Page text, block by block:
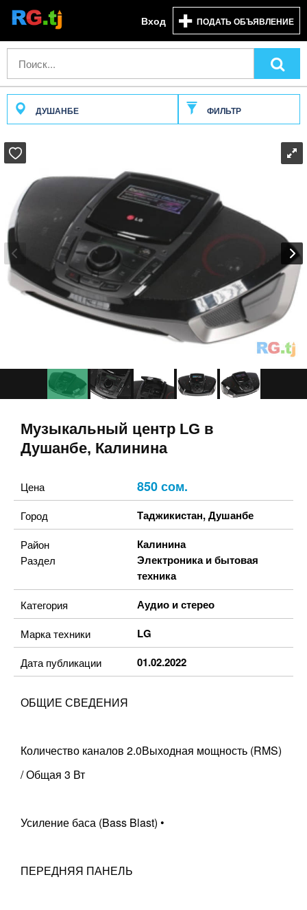
Вход ПОДАТЬ ОБЪЯВЛЕНИЕ
ДУШАНБЕ ФИЛЬТР
Музыкальный центр LG в
Душанбе, Калинина
Цена 850 сом.
Город Таджикистан,Душанбе
Район Калинина
Раздел
Электроника и бытовая
техника
Категория Аудио и стерео
Марка техники LG
Дата публикации 01.02.2022
ОБЩИЕ СВЕДЕНИЯ
Количество каналов 2.0Выходная мощность (RMS)
/ Общая 3 Вт
Усиление баса (Bass Blast) •
ПЕРЕДНЯЯ ПАНЕЛЬ